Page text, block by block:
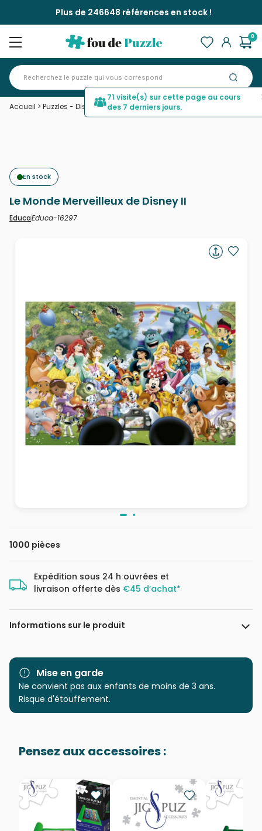
Plus de 246648 références en stock !
0
Accueil > Puzzles - Disney>Le Monde Merveilleux de Disney II
En stock
Le Monde Merveilleux de Disney II
EducaEduca-16297
1000 pièces
Expédition sous 24 h ouvrées et
livraison offerte dès €45 d’achat*
Informations sur le produit
Marque
Educa : un large choix de
Catégorie
EAN 8412668162976
Nombre de pièces 1000 pièces
Mise en garde
Ne convient pas aux enfants de moins de 3 ans.
Risque d'étouffement.
Pensez aux accessoires :
71 visite(s) sur cette page au cours
des 7 derniers jours.